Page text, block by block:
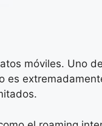
móviles. Uno
es